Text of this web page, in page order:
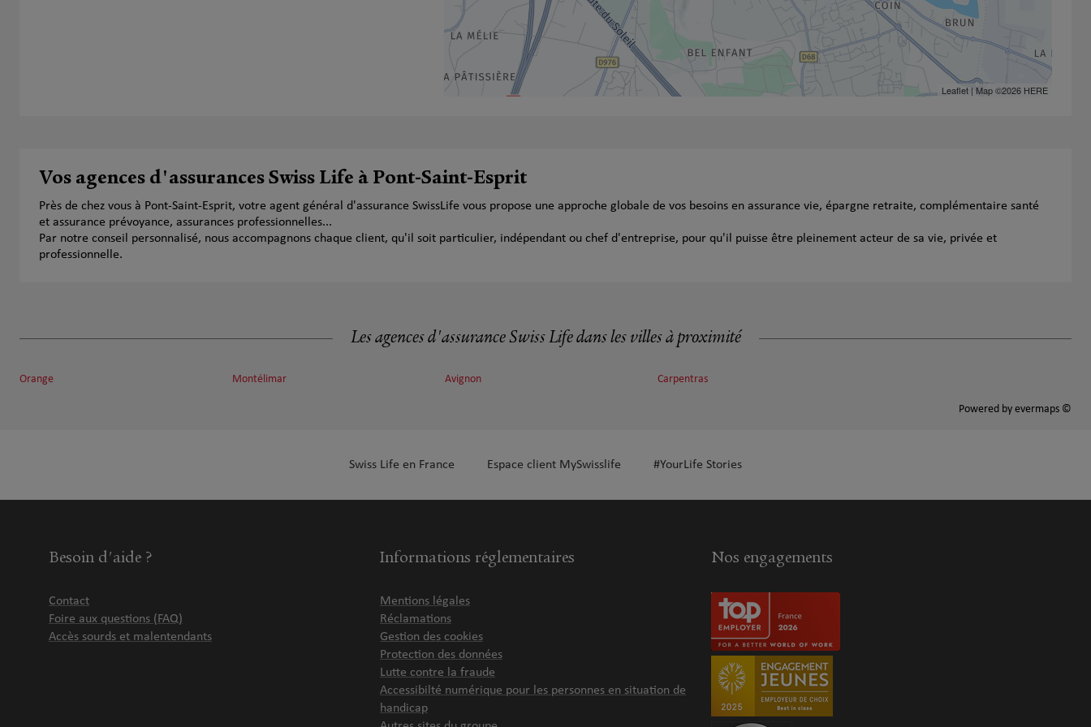
Leaflet| Map ©2026 HERE
Vos agences d'assurances Swiss Life à Pont-Saint-Esprit
Près de chez vous à Pont-Saint-Esprit, votre agent général d'assurance SwissLife vous propose une approche globale de vos besoins en assurance vie, épargne retraite, complémentaire santé
et assurance prévoyance, assurances professionnelles...
Par notre conseil personnalisé, nous accompagnons chaque client, qu'il soit particulier, indépendant ou chef d'entreprise, pour qu'il puisse être pleinement acteur de sa vie, privée et
professionnelle.
Les agences d'assurance Swiss Life dans les villes à proximité
Orange Montélimar Avignon Carpentras
Powered by evermaps ©
Swiss Life en France Espace client MySwisslife #YourLife Stories
Besoin d'aide ?
Contact
Foire aux questions (FAQ)
Accès sourds et malentendants
Informations réglementaires
Mentions légales
Réclamations
Gestion des cookies
Protection des données
Lutte contre la fraude
Accessibilté numérique pour les personnes en situation de
handicap
Nos engagements